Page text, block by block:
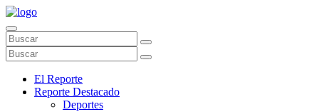
El Reporte
Reporte Destacado
Deportes